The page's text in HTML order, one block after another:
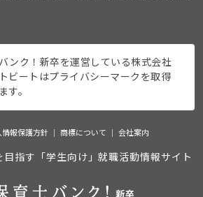
ンク！新卒を運営している株式会社
ビートはプライバシーマークを取得
す。
情報保護方針 商標について 会社案内
指す「学生向け」就職活動情報サイト